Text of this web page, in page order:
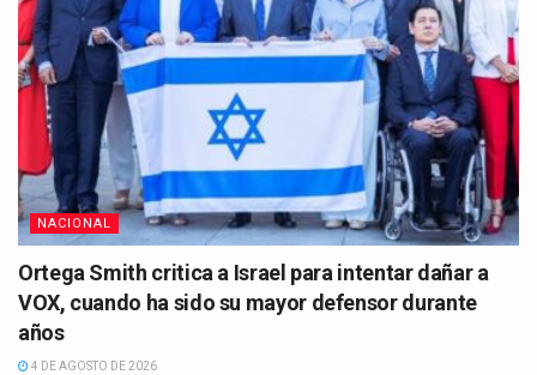
NACIONAL
Ortega Smith critica a Israel para intentar dañar a
VOX, cuando ha sido su mayor defensor durante
años
4 DE AGOSTO DE 2026